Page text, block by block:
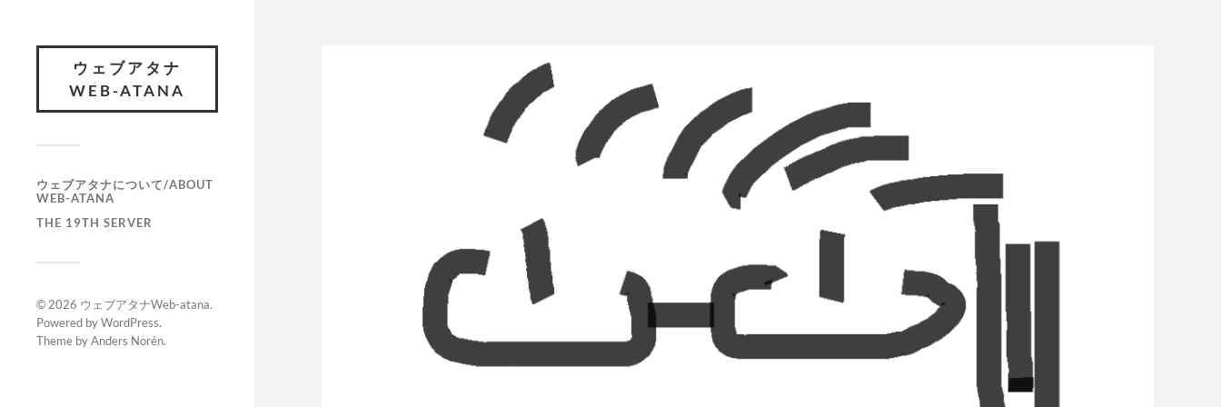
ウェブアタナ
WEB-ATANA
ウェブアタナについて/ABOUT
WEB-ATANA
THE 19TH SERVER
© 2026 ウェブアタナWeb-atana.
Powered byWordPress.
Theme byAnders Norén.